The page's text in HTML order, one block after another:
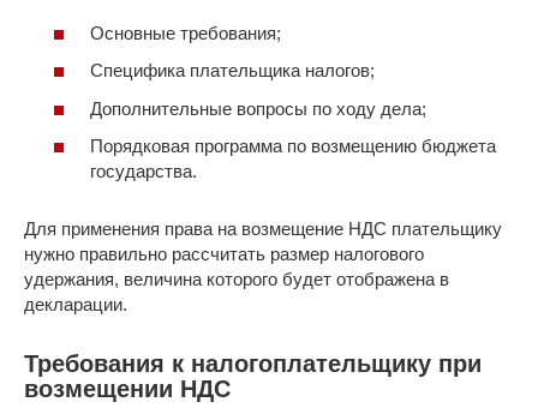
Основные требования;
Специфика плательщика налогов;
Дополнительные вопросы по ходу дела;
Порядковая программа по возмещению бюджета
государства.
Для применения права на возмещение НДС плательщику
нужно правильно рассчитать размер налогового
удержания, величина которого будет отображена в
декларации.
Требования к налогоплательщику при
возмещении НДС